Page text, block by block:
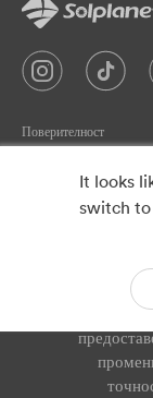
Поверителност
ISO 45001
Моля,
It looks
switch